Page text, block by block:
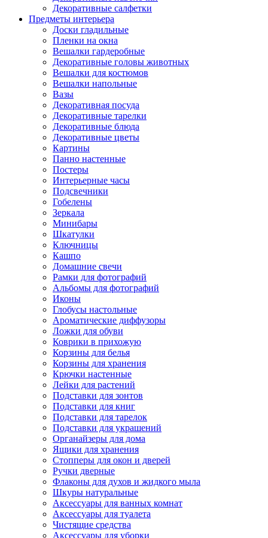
Декоративные салфетки
Предметы интерьера
Доски гладильные
Пленки на окна
Вешалки гардеробные
Декоративные головы животных
Вешалки для костюмов
Вешалки напольные
Вазы
Декоративная посуда
Декоративные тарелки
Декоративные блюда
Декоративные цветы
Картины
Панно настенные
Постеры
Интерьерные часы
Подсвечники
Гобелены
Зеркала
Минибары
Шкатулки
Ключницы
Кашпо
Домашние свечи
Рамки для фотографий
Альбомы для фотографий
Иконы
Глобусы настольные
Ароматические диффузоры
Ложки для обуви
Коврики в прихожую
Корзины для белья
Корзины для хранения
Крючки настенные
Лейки для растений
Подставки для зонтов
Подставки для книг
Подставки для тарелок
Подставки для украшений
Органайзеры для дома
Ящики для хранения
Стопперы для окон и дверей
Ручки дверные
Флаконы для духов и жидкого мыла
Шкуры натуральные
Аксессуары для ванных комнат
Аксессуары для туалета
Чистящие средства
Аксессуары для уборки